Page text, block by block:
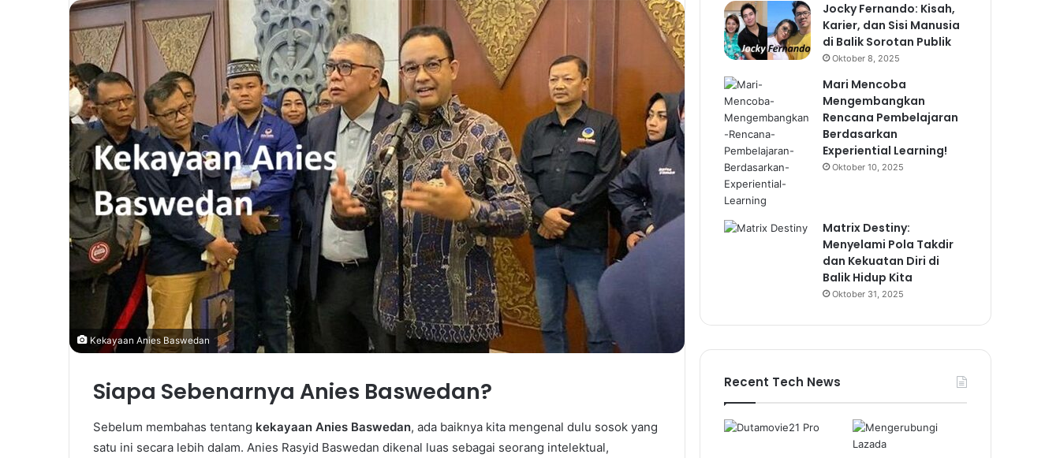
Kekayaan Anies Baswedan
Siapa Sebenarnya Anies Baswedan?
Sebelum membahas tentang kekayaan Anies Baswedan, ada baiknya kita mengenal dulu sosok yang
satu ini secara lebih dalam. Anies Rasyid Baswedan dikenal luas sebagai seorang intelektual,
Jocky Fernando: Kisah,
Karier, dan Sisi Manusia
di Balik Sorotan Publik
Oktober 8, 2025
Mari Mencoba
Mengembangkan
Rencana Pembelajaran
Berdasarkan
Experiential Learning!
Oktober 10, 2025
Matrix Destiny:
Menyelami Pola Takdir
dan Kekuatan Diri di
Balik Hidup Kita
Oktober 31, 2025
Recent Tech News